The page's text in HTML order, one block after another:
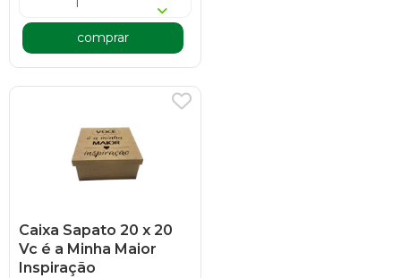
comprar
Caixa Sapato 20 x 20
Vc é a Minha Maior
Inspiração